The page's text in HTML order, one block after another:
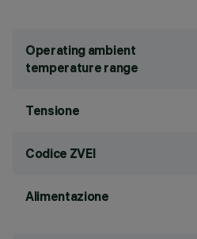
Operating ambient
temperature range
Tensione
Codice ZVEI
Alimentazione